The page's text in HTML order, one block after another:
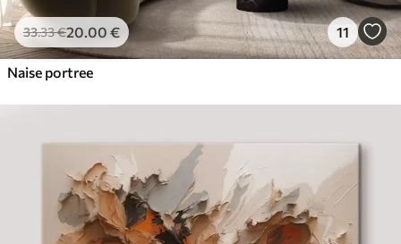
33.33€20.00 € 11
Naise portree